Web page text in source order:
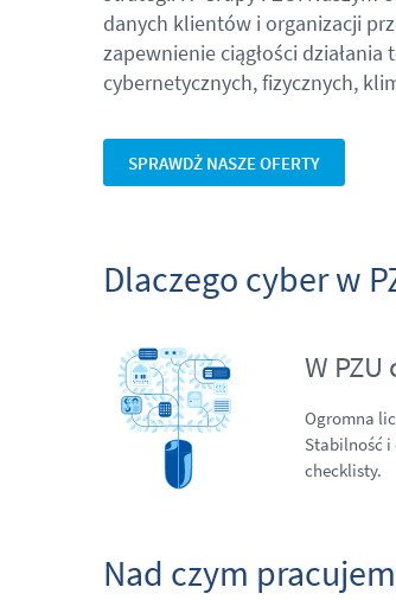
danych klientów i organizacji
zapewnienie ciągłości
cybernetycznych, fizycznych,
SPRAWDŻ NASZE OFERTY
Dlaczego cyber w
W
Ogromna
Stabilność i
checklisty.
Nad czym